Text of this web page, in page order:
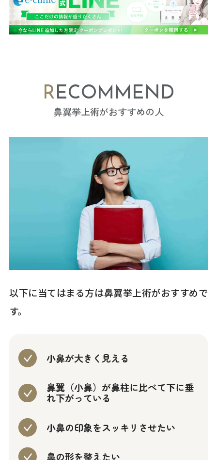
RECOMMEND
鼻翼挙上術がおすすめの人
以下に当てはまる方は鼻翼挙上術がおすすめで
す。
小鼻が大きく見える
鼻翼（小鼻）が鼻柱に比べて下に垂
れ下がっている
小鼻の印象をスッキリさせたい
鼻の形を整えたい